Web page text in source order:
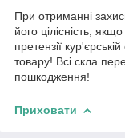
При отриманні
його цілісність,
претензії
товару! Всі скла
пошкодження!
Приховати